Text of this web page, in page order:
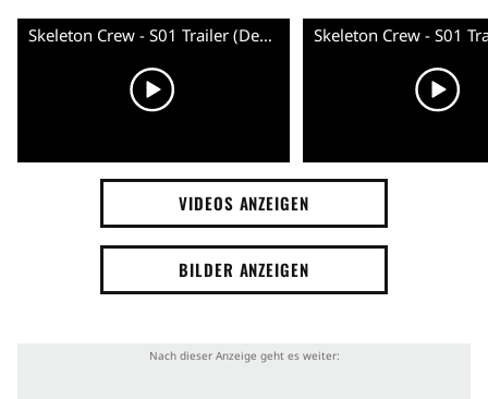
Skeleton Crew - S01 Trailer (Deutsch) HD
VIDEOS ANZEIGEN
BILDER ANZEIGEN